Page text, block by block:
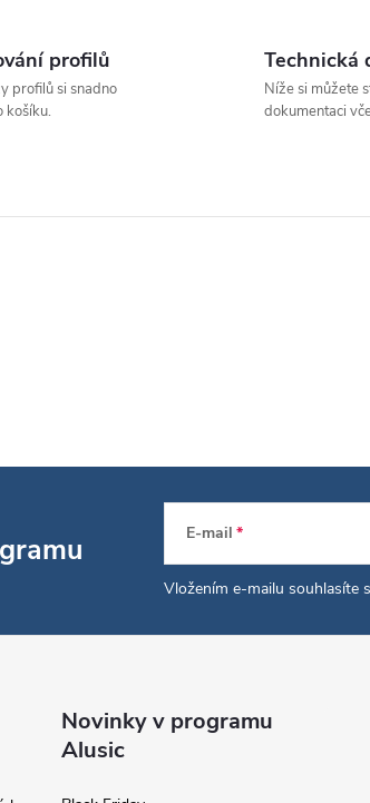
profilů
profilů si snadno
košíku.
Technická
Níže si můžete
dokumentaci
E-mail
Vložením e-mailu souhlasíte s
Novinky v programu
Alusic